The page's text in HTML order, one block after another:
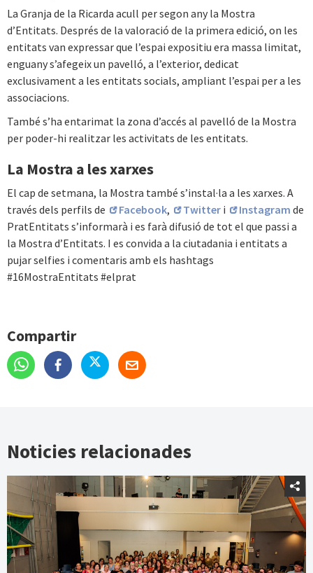
La Granja de la Ricarda acull per segon any la Mostra
d’Entitats. Després de la valoració de la primera edició, on les
entitats van expressar que l’espai expositiu era massa limitat,
enguany s’afegeix un pavelló, a l’exterior, dedicat
exclusivament a les entitats socials, ampliant l’espai per a les
associacions.
També s’ha entarimat la zona d’accés al pavelló de la Mostra
per poder-hi realitzar les activitats de les entitats.
La Mostra a les xarxes
El cap de setmana, la Mostra també s’instal·la a les xarxes. A
través dels perfils de
Facebook, Twitter i Instagram de
PratEntitats s’informarà i es farà difusió de tot el que passi a
la Mostra d’Entitats. I es convida a la ciutadania i entitats a
pujar selfies i comentaris amb els hashtags
#16MostraEntitats #elprat
Compartir
Noticies relacionades